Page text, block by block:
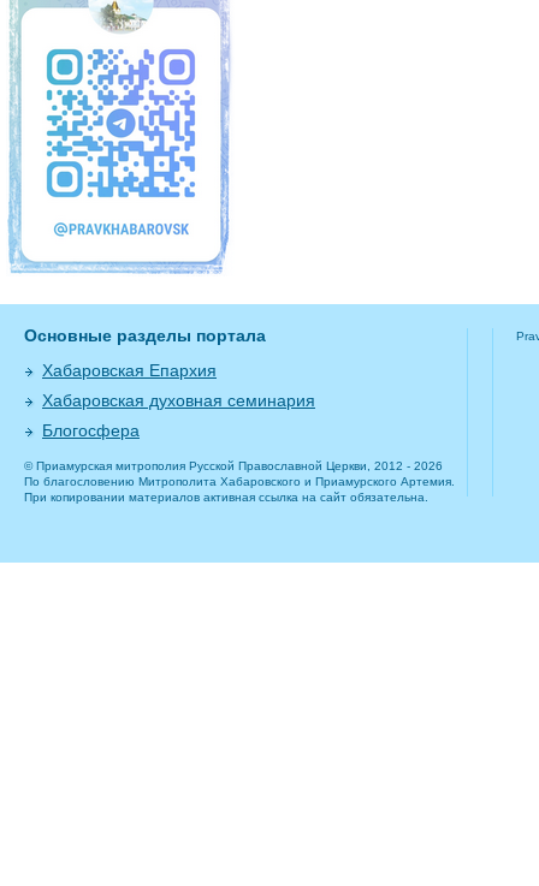
Основные разделы портала
Хабаровская Епархия
Хабаровская духовная семинария
Блогосфера
© Приамурская митрополия Русской Православной Церкви, 2012 - 2026
По благословению Митрополита Хабаровского и Приамурского Артемия.
При копировании материалов активная ссылка на сайт обязательна.